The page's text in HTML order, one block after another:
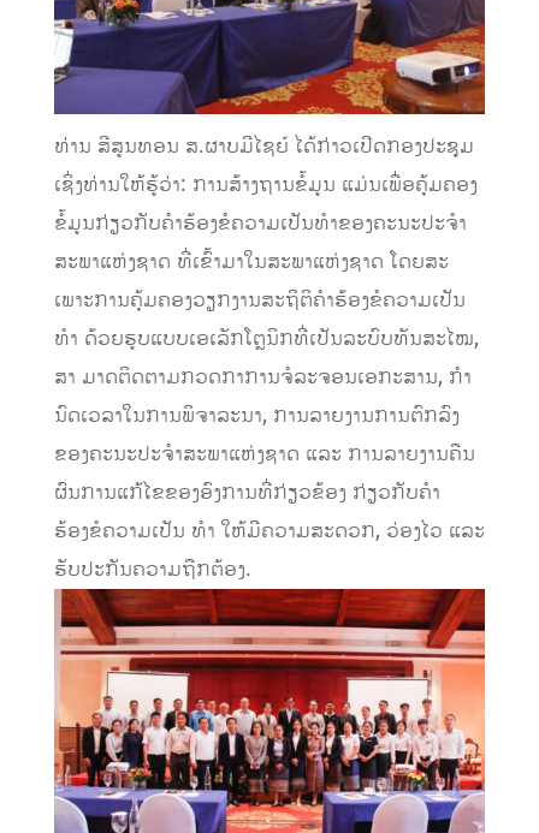
ທ່ານ ສີສູນທອນ ສ.ຜາບມີໄຊຍ໌ ໄດ້ກ່າວເປີດກອງປະຊຸມ
ເຊິ່ງທ່ານໃຫ້ຮູ້ວ່າ: ການສ້າງຖານຂໍ້ມູນ ແມ່ນເພື່ອຄຸ້ມຄອງ
ຂໍ້ມູນກ່ຽວກັບຄໍາຮ້ອງຂໍຄວາມເປັນທໍາຂອງຄະນະປະຈໍາ
ສະພາແຫ່ງຊາດ ທີ່ເຂົ້າມາໃນສະພາແຫ່ງຊາດ ໂດຍສະ
ເພາະການຄຸ້ມຄອງວຽກງານສະຖິຕິຄໍາຮ້ອງຂໍຄວາມເປັນ
ທໍາ ດ້ວຍຮູບແບບເອເລັກໂຕຼນິກທີ່ເປັນລະບົບທັນສະໄໝ,
ສາ ມາດຕິດຕາມກວດກາການຈໍລະຈອນເອກະສານ, ກໍາ
ນົດເວລາໃນການພິຈາລະນາ, ການລາຍງານການຕົກລົງ
ຂອງຄະນະປະຈໍາສະພາແຫ່ງຊາດ ແລະ ການລາຍງານຄືນ
ຜົນການແກ້ໄຂຂອງອົງການທີ່ກ່ຽວຂ້ອງ ກ່ຽວກັບຄໍາ
ຮ້ອງຂໍຄວາມເປັນ ທໍາ ໃຫ້ມີຄວາມສະດວກ, ວ່ອງໄວ ແລະ
ຮັບປະກັນຄວາມຖືກຕ້ອງ.